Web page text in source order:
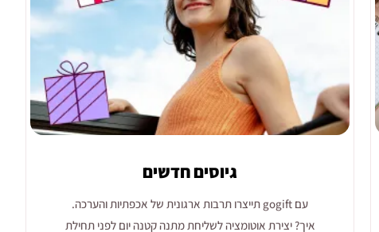
גיוסים חדשים
עם gogift תייצרו תרבות ארגונית של אכפתיות והערכה.
איך? יצירת אוטומציה לשליחת מתנה קטנה יום לפני תחילת